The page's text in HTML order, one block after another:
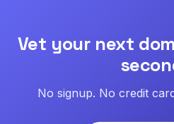
Vet your next
No signup. No credit